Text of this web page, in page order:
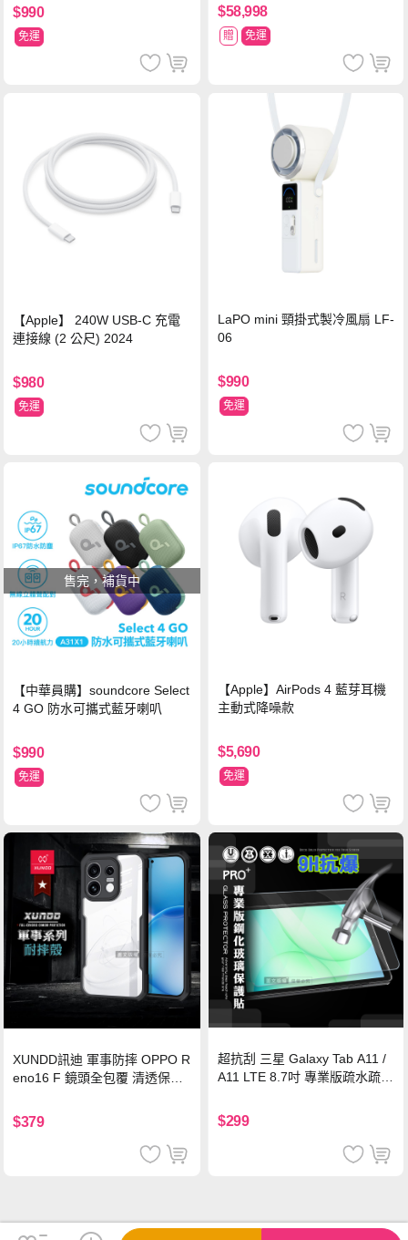
$990
免運
$58,998
贈 免運
【Apple】 240W USB-C 充電
連接線 (2 公尺) 2024
$980
免運
LaPO mini 頸掛式製冷風扇 LF-
06
$990
免運
售完，補貨中
【中華員購】soundcore Select
4 GO 防水可攜式藍牙喇叭
$990
免運
【Apple】AirPods 4 藍芽耳機
主動式降噪款
$5,690
免運
XUNDD訊迪 軍事防摔 OPPO R
eno16 F 鏡頭全包覆 清透保護
$379
超抗刮 三星 Galaxy Tab A11 /
A11 LTE 8.7吋 專業版疏水疏油
$299